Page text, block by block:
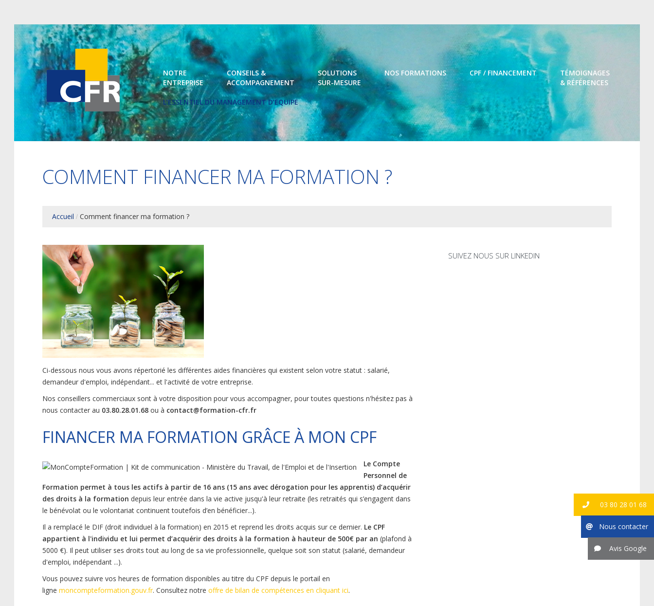
NOTRE
ENTREPRISE
CONSEILS &
ACCOMPAGNEMENT
SOLUTIONS
SUR-MESURE
NOS FORMATIONS CPF / FINANCEMENT
TÉMOIGNAGES
& RÉFÉRENCES
L’ESSENTIEL DU MANAGEMENT D’EQUIPE
COMMENT FINANCER MA FORMATION ?
Accueil Comment financer ma formation ?
Ci-dessous nous vous avons répertorié les différentes aides financières qui existent selon votre statut : salarié,
demandeur d'emploi, indépendant... et l'activité de votre entreprise.
Nos conseillers commerciaux sont à votre disposition pour vous accompagner, pour toutes questions n'hésitez pas à
nous contacter au 03.80.28.01.68 ou à contact@formation-cfr.fr
FINANCER MA FORMATION GRÂCE À MON CPF
Le Compte
Personnel de
Formation permet à tous les actifs à partir de 16 ans (15 ans avec dérogation pour les apprentis) d’acquérir
des droits à la formation depuis leur entrée dans la vie active jusqu'à leur retraite (les retraités qui s’engagent dans
le bénévolat ou le volontariat continuent toutefois d’en bénéficier...).
Il a remplacé le DIF (droit individuel à la formation) en 2015 et reprend les droits acquis sur ce dernier. Le CPF
appartient à l'individu et lui permet d’acquérir des droits à la formation à hauteur de 500€ par an (plafond à
5000 €). Il peut utiliser ses droits tout au long de sa vie professionnelle, quelque soit son statut (salarié, demandeur
d'emploi, indépendant ...).
Vous pouvez suivre vos heures de formation disponibles au titre du CPF depuis le portail en
ligne moncompteformation.gouv.fr. Consultez notre offre de bilan de compétences en cliquant ici​.
SUIVEZ NOUS SUR LINKEDIN
03 80 28 01 68
Nous contacter
Avis Google